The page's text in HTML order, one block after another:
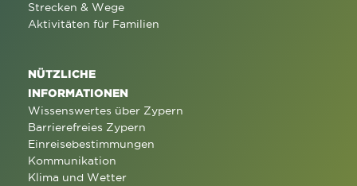
Strecken & Wege
Aktivitäten für Familien
NÜTZLICHE
INFORMATIONEN
Wissenswertes über Zypern
Barrierefreies Zypern
Einreisebestimmungen
Kommunikation
Klima und Wetter